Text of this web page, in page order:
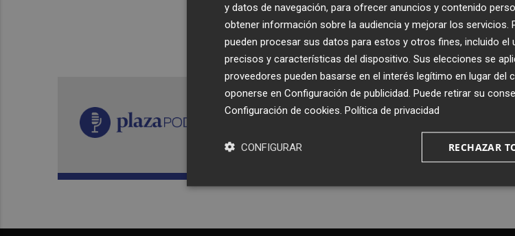
Recibe toda la
Plaza Podcast en tu
y datos de navegación, para ofrecer anuncios y contenido
obtener información sobre la audiencia y mejorar los servicios.
pueden procesar sus datos para estos y otros fines, incluido el
precisos y características del dispositivo. Sus elecciones se
proveedores pueden basarse en el interés legítimo en lugar del
oponerse en Configuración de publicidad . Puede retirar su
Configuración de cookies Política de privacidad
RECHAZAR
CONFIGURAR